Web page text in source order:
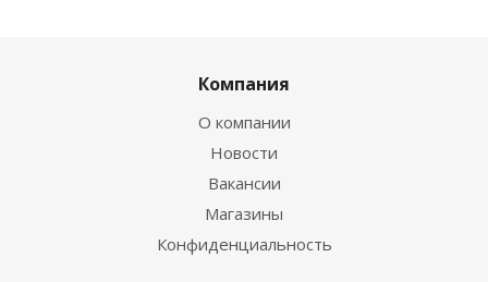
Компания
О компании
Новости
Вакансии
Магазины
Конфиденциальность